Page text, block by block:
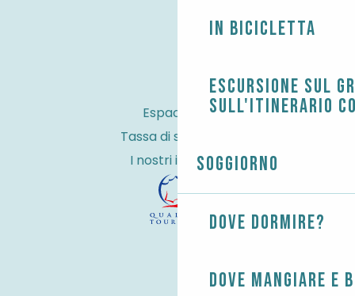
In bicicletta
Escursione sul
sull'itinerario
Soggiorno
Dove dormire?
Dove mangiare e
Espace Pro
Tassa di soggiorno
I nostri impegni